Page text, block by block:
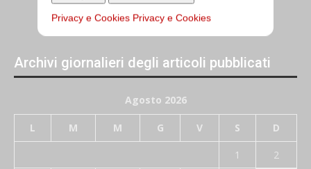
Privacy e Cookies Privacy e Cookies
Archivi giornalieri degli articoli pubblicati
Agosto 2026
L M M G V S D
1
2